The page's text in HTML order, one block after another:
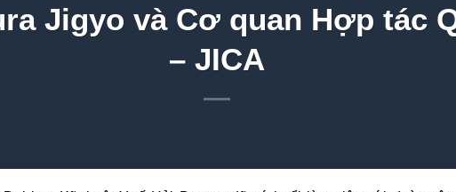
Jigyo và Cơ quan Hợp tác
– JICA